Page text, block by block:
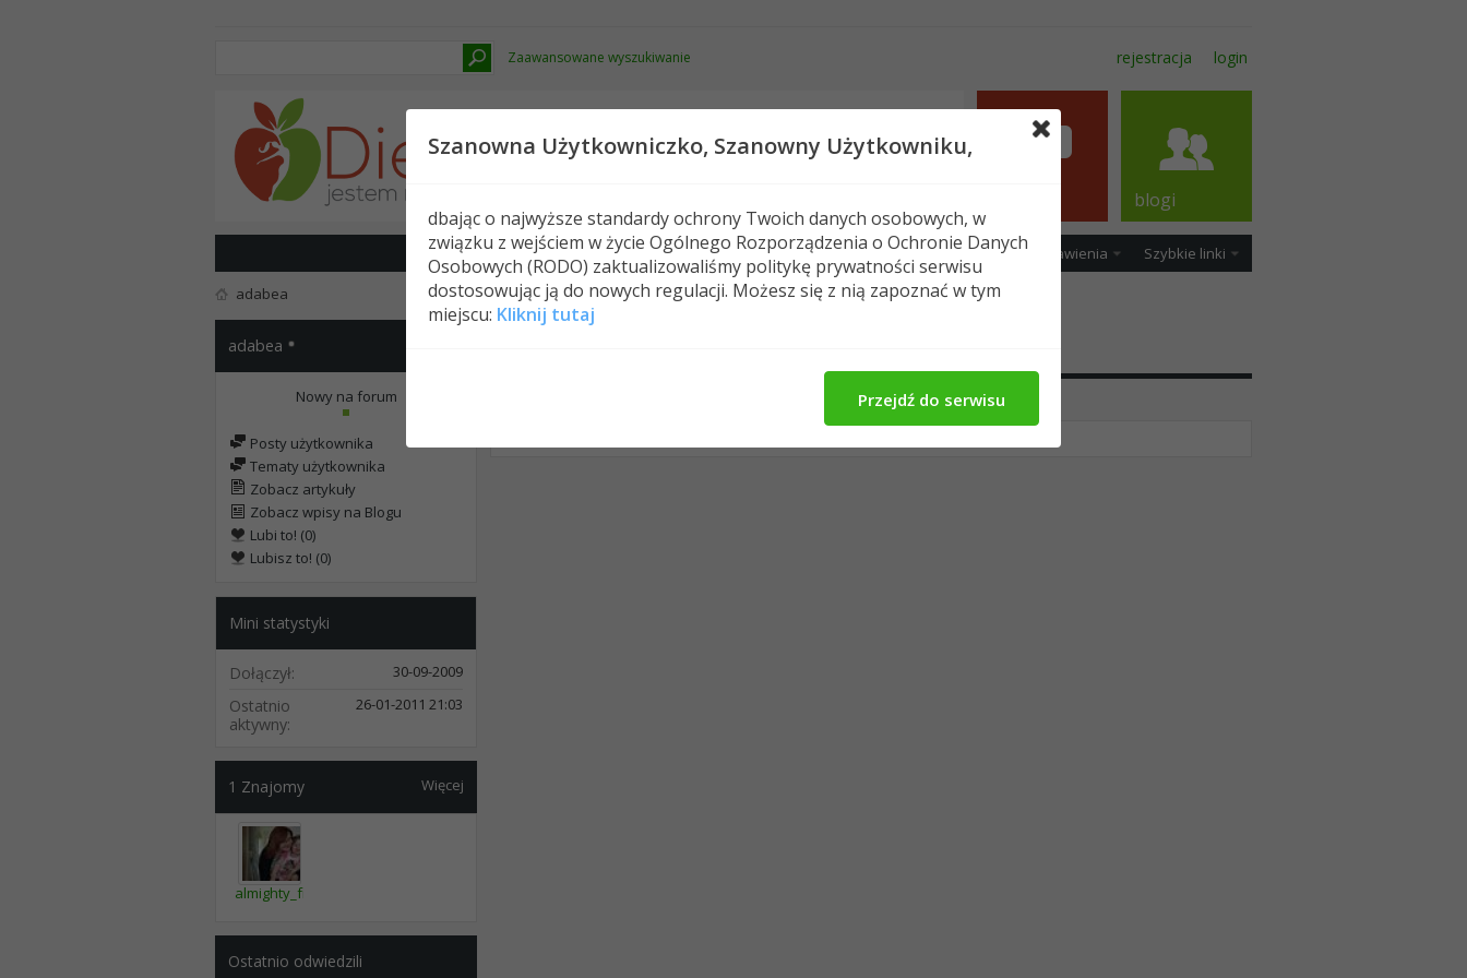
Zaawansowane wyszukiwanie rejestracja login
Nowe posty FAQ Kalendarz Spełeczność Ustawienia Szybkie linki
blogi
adabea
adabea
Nowy na forum
Posty użytkownika
Tematy użytkownika
Zobacz artykuły
Zobacz wpisy na Blogu
Lubi to! (0)
Lubisz to! (0)
Mini statystyki
Dołączył 30-09-2009
Ostatnio
aktywny
26-01-2011 21:03
Więcej
1 Znajomy
almighty_froggie
Ostatnio odwiedzili
Szanowna Użytkowniczko, Szanowny Użytkowniku,
dbając o najwyższe standardy ochrony Twoich danych osobowych, w
związku z wejściem w życie Ogólnego Rozporządzenia o Ochronie Danych
Osobowych (RODO) zaktualizowaliśmy politykę prywatności serwisu
dostosowując ją do nowych regulacji. Możesz się z nią zapoznać w tym
miejscu: Kliknij tutaj
Przejdź do serwisu